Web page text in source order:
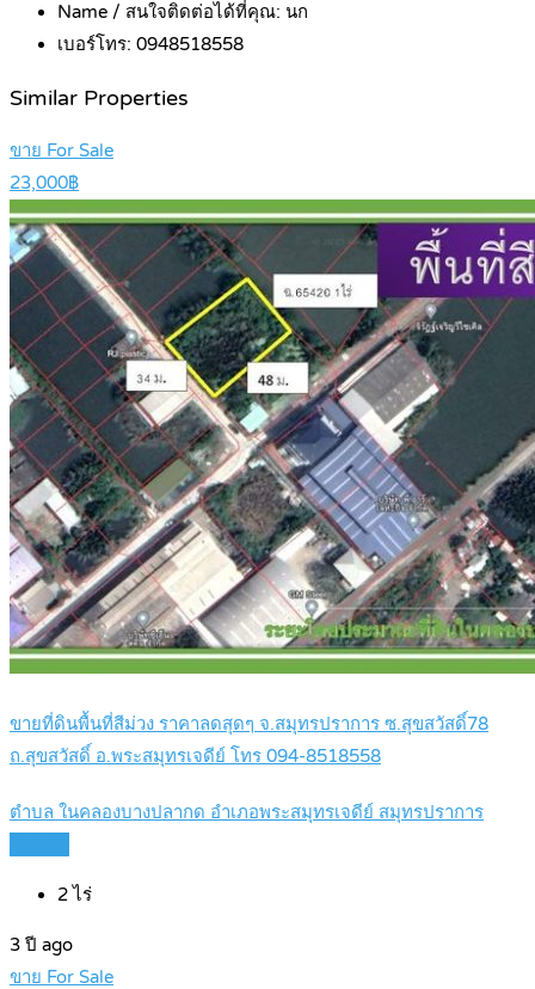
Name / สนใจติดต่อได้ที่คุณ: นก
เบอร์โทร: 0948518558
Similar Properties
ขาย For Sale
23,000฿
ขายที่ดินพื้นที่สีม่วง ราคาลดสุดๆ จ.สมุทรปราการ ซ.สุขสวัสดิ์78
ถ.สุขสวัสดิ์ อ.พระสมุทรเจดีย์ โทร 094-8518558
ตำบล ในคลองบางปลากด อำเภอพระสมุทรเจดีย์ สมุทรปราการ
2 ไร่
3 ปี ago
ขาย For Sale